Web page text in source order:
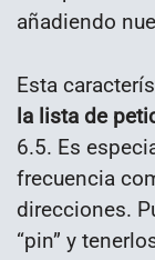
añadiendo
Esta
la lista de
6.5. Es
frecuencia
direcciones.
“pin” y